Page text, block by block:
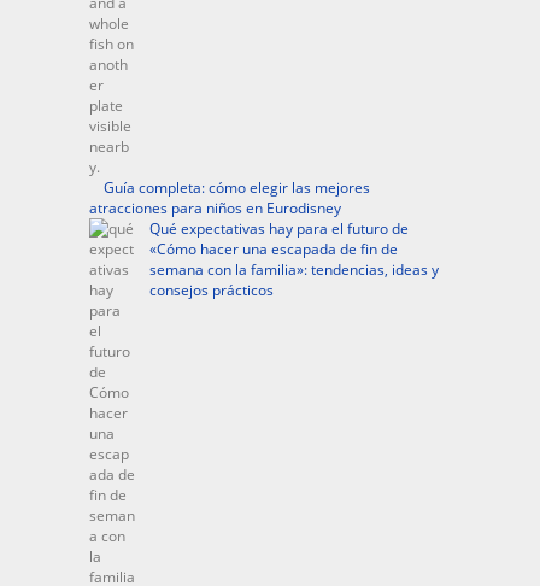
Guía completa: cómo elegir las mejores
atracciones para niños en Eurodisney
Qué expectativas hay para el futuro de
«Cómo hacer una escapada de fin de
semana con la familia»: tendencias, ideas y
consejos prácticos